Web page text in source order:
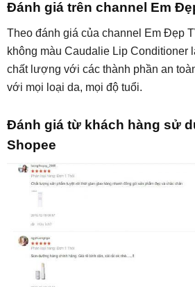
Đánh giá trên channel Em
Theo đánh giá của channel Em Đẹp
không màu Caudalie Lip Conditioner
chất lượng với các thành phần an
với mọi loại da, mọi độ tuổi.
Đánh giá từ khách hàng sử
Shopee